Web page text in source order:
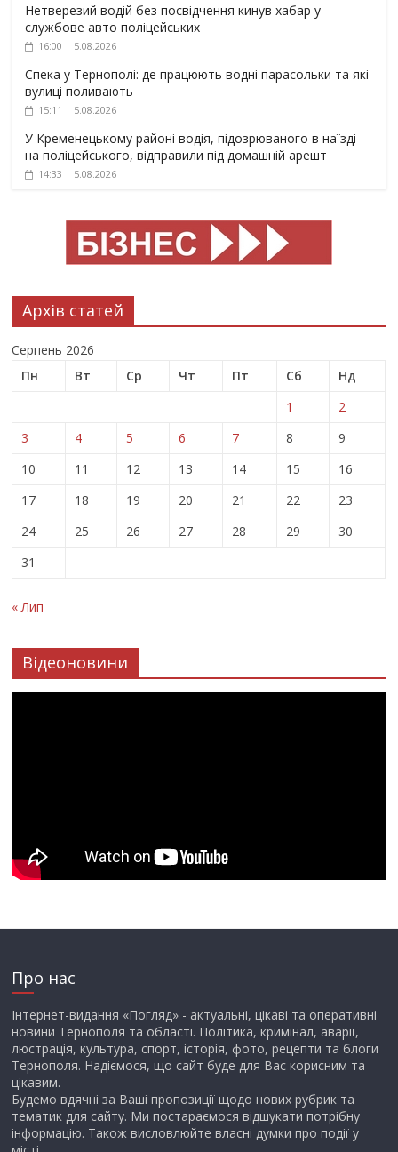
Нетверезий водій без посвідчення кинув хабар у
службове авто поліцейських
16:00 | 5.08.2026
Спека у Тернополі: де працюють водні парасольки та які
вулиці поливають
15:11 | 5.08.2026
У Кременецькому районі водія, підозрюваного в наїзді
на поліцейського, відправили під домашній арешт
14:33 | 5.08.2026
Архів статей
Серпень 2026
Пн
Вт Ср Чт Пт Сб
Нд
1
2
3
4 5 6 7 8
9
10
11 12 13 14 15
16
17
18 19 20 21 22
23
24
25 26 27 28 29
30
31
« Лип
Відеоновини
Про нас
Інтернет-видання «Погляд» - актуальні, цікаві та оперативні
новини Тернополя та області. Політика, кримінал, аварії,
люстрація, культура, спорт, історія, фото, рецепти та блоги
Тернополя. Надіємося, що сайт буде для Вас корисним та
цікавим.
Будемо вдячні за Ваші пропозиції щодо нових рубрик та
тематик для сайту. Ми постараємося відшукати потрібну
інформацію. Також висловлюйте власні думки про події у